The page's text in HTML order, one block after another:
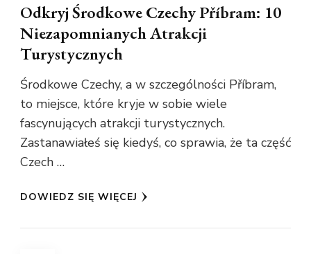
Odkryj Środkowe Czechy Příbram: 10
Niezapomnianych Atrakcji
Turystycznych
Środkowe Czechy, a w szczególności Příbram,
to miejsce, które kryje w sobie wiele
fascynujących atrakcji turystycznych.
Zastanawiałeś się kiedyś, co sprawia, że ta część
Czech …
DOWIEDZ SIĘ WIĘCEJ